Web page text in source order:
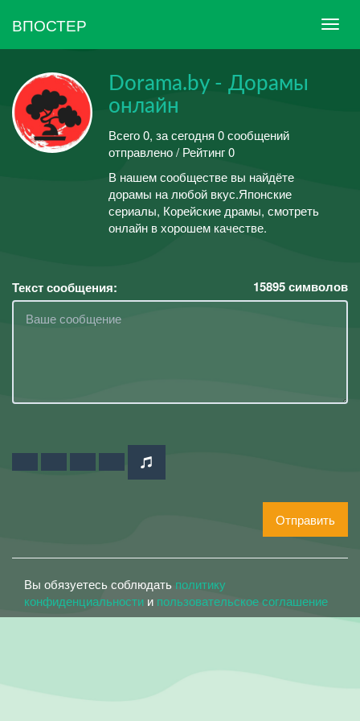
ВПОСТЕР
Dorama.by - Дорамы
онлайн
Всего 0, за сегодня 0 сообщений
отправлено / Рейтинг 0
В нашем сообществе вы найдёте
дорамы на любой вкус.Японские
сериалы, Корейские драмы, смотреть
онлайн в хорошем качестве.
Текст сообщения: 15895символов
Отправить
Вы обязуетесь соблюдать политику
конфиденциальности и пользовательское соглашение